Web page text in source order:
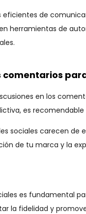
de
herramientas de
comentarios
en los
es
sociales carecen
de tu marca y la
es fundamental
la fidelidad y